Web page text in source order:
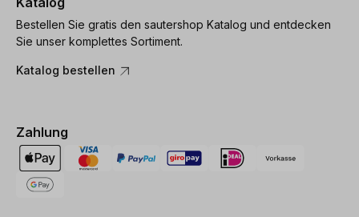
Bestellen Sie gratis den sautershop Katalog und entdecken
Sie unser komplettes Sortiment.
Katalog bestellen
Zahlung